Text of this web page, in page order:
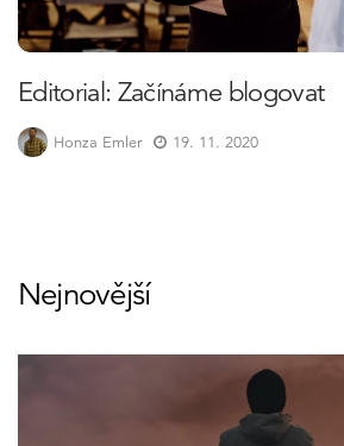
Editorial: Začínáme blogovat
Honza Emler 19. 11. 2020
Nejnovější